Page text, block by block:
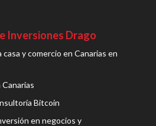
Inversiones Drago
casa y comercio en Canarias en
Bitcoin
en negocios y